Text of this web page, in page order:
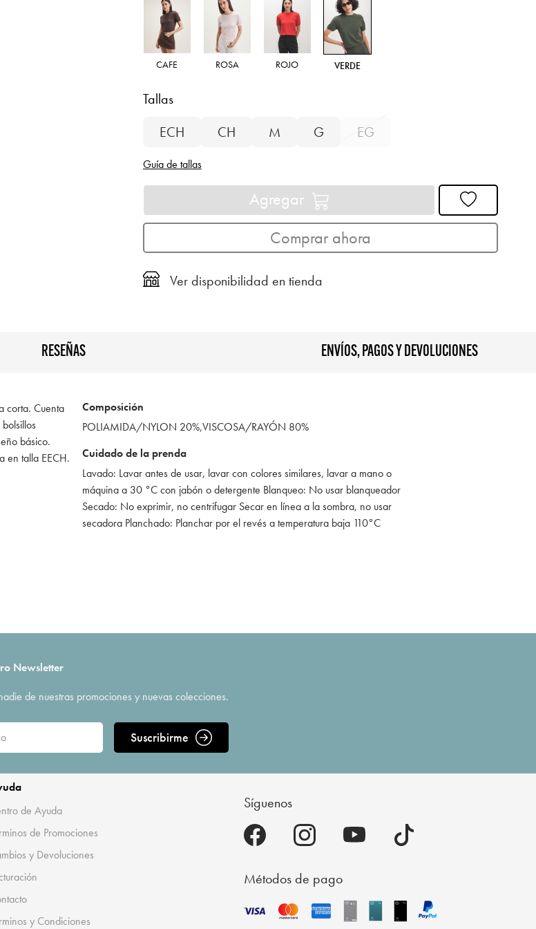
CAFE ROSA ROJO VERDE
Tallas
ECH
CH M G EG
Guía de tallas
Agregar
Comprar ahora
Ver disponibilidad en tienda
RESEÑAS ENVÍOS, PAGOS Y DEVOLUCIONES
corta. Cuenta
básico.
en talla EECH.
Composición
POLIAMIDA/NYLON 20%,VISCOSA/RAYÓN 80%
Cuidado de la prenda
Lavado: Lavar antes de usar, lavar con colores similares, lavar a mano o
máquina a 30 °C con jabón o detergente Blanqueo: No usar blanqueador
Secado: No exprimir, no centrifugar Secar en línea a la sombra, no usar
secadora Planchado: Planchar por el revés a temperatura baja 110°C
Newsletter
de nuestras promociones y nuevas colecciones.
Suscribirme
de Ayuda
de Promociones
y Devoluciones
y Condiciones
Síguenos
Métodos de pago